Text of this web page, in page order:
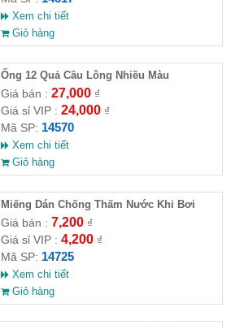
Xem chi tiết
Giỏ hàng
Ống 12 Quả Cầu Lông Nhiều Màu
Giá bán : 27,000₫
Giá sỉ VIP : 24,000₫
Mã SP: 14570
Xem chi tiết
Giỏ hàng
Miếng Dán Chống Thấm Nước Khi Bơi
Giá bán : 7,200₫
Giá sỉ VIP : 4,200₫
Mã SP: 14725
Xem chi tiết
Giỏ hàng